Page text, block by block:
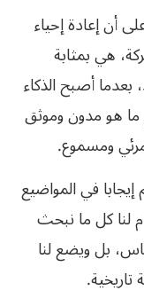
أن إعادة إحياء
هي بمثابة
أصبح الذكاء
ما هو مدون وموثق
ومسموع.
في المواضيع
لنا كل ما نبحث
بل ويضع لنا